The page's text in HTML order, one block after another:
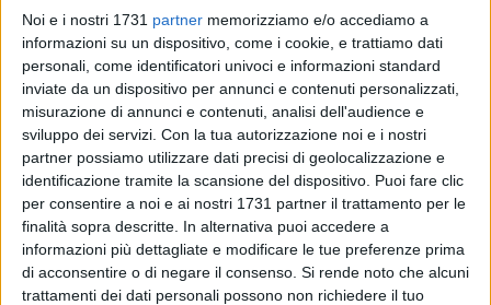
Noi e i nostri 1731 partner memorizziamo e/o accediamo a
informazioni su un dispositivo, come i cookie, e trattiamo dati
personali, come identificatori univoci e informazioni standard
inviate da un dispositivo per annunci e contenuti personalizzati,
misurazione di annunci e contenuti, analisi dell'audience e
sviluppo dei servizi. Con la tua autorizzazione noi e i nostri
partner possiamo utilizzare dati precisi di geolocalizzazione e
identificazione tramite la scansione del dispositivo. Puoi fare clic
per consentire a noi e ai nostri 1731 partner il trattamento per le
finalità sopra descritte. In alternativa puoi accedere a
informazioni più dettagliate e modificare le tue preferenze prima
di acconsentire o di negare il consenso. Si rende noto che alcuni
trattamenti dei dati personali possono non richiedere il tuo
ottenuta grazie alla "veemenza" e alla "sagacia investigativa"
dei due ufficiali.
Contestualmente, sono stati annunciati i nomi dei
successori, selezionati per le loro competenze specifiche, che
verranno presentati ufficialmente tra due settimane:
Il MaggioreCristian Proiettisarà il nuovo comandante
del Nucleo Investigativo.
Il CapitanoGiulio Caponeassumerà il comando della
compagnia di Trani, affiancato dal giovane Tenente
Lorenzini come vice.